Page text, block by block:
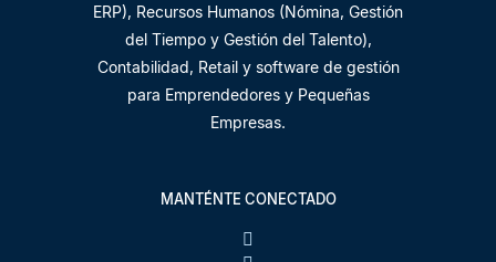
ERP), Recursos Humanos (Nómina, Gestión
del Tiempo y Gestión del Talento),
Contabilidad, Retail y software de gestión
para Emprendedores y Pequeñas
Empresas.
MANTÉNTE CONECTADO